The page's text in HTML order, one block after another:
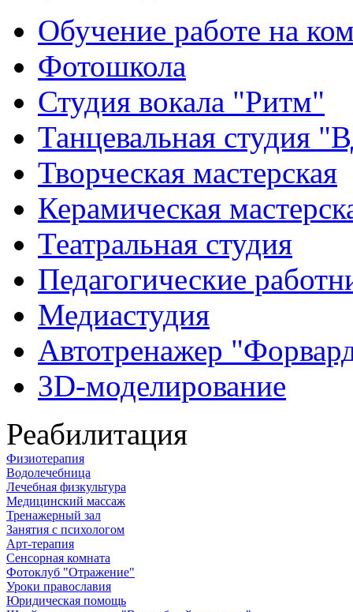
Обучение работе на
Фотошкола
Студия вокала "Ритм"
Танцевальная студия
Творческая мастерская
Керамическая
Театральная студия
Педагогические
Медиастудия
Автотренажер
3D-моделирование
Реабилитация
Физиотерапия
Водолечебница
Лечебная физкультура
Медицинский массаж
Тренажерный зал
Занятия с психологом
Арт-терапия
Сенсорная комната
Фотоклуб "Отражение"
Уроки православия
Юридическая помощь